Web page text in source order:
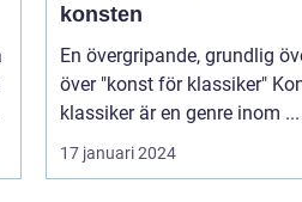
konsten
En övergripande, grundlig
över "konst för klassiker" Konst för
klassiker är en genre inom ...
17 januari 2024